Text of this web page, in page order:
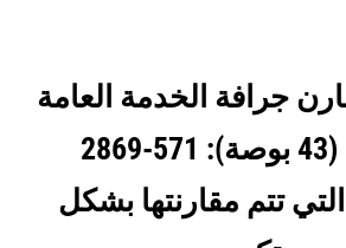
جرافة الخدمة العامة
1100 مم (43 بوصة): 571-2869
تتم مقارنتها بشكل